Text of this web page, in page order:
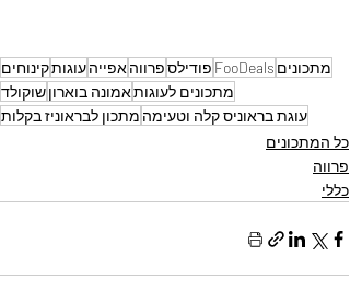
מתכונים FooDeals פודילספרווהאפייהעוגותקינוחים
מתכונים לעוגותאמונה בוארוןשוקולד
עוגת בראוניס קלה וטעימה מתכון לבראוניז בקלות
כל המתכונים
פרווה
כללי